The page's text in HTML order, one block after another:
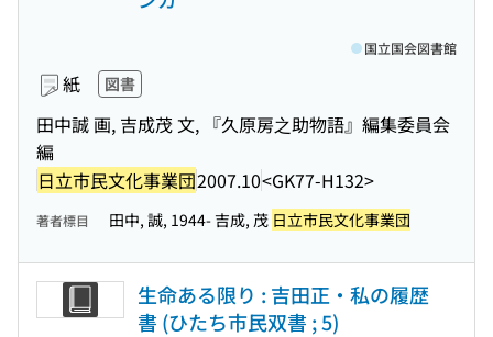
紙 図書
田中誠 画, 吉成茂 文, 『久原房之助物語』編集委員会
編
日立市民文化事業団2007.10<GK77-H132>
国立国会図書館
著者標目 田中, 誠, 1944- 吉成, 茂 日立市民文化事業団
生命ある限り : 吉田正・私の履歴
書 (ひたち市民双書 ; 5)